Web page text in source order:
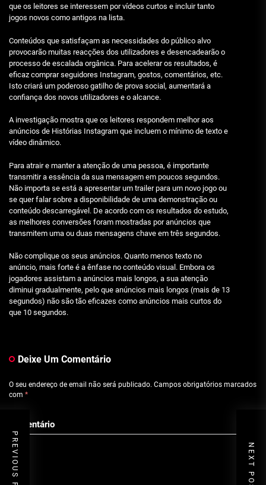
que os leitores se interessem por vídeos curtos e incluir tanto
jogos novos como antigos na lista.
Conteúdos que satisfaçam as necessidades do público alvo
provocarão muitas reacções dos utilizadores e desencadearão o
processo de escalada orgânica. Para acelerar os resultados, é
eficaz comprar seguidores Instagram, gostos, comentários, etc.
Isto criará um poderoso gatilho de prova social, aumentará a
confiança dos novos utilizadores e o alcance.
A investigação mostra que os leitores respondem melhor aos
anúncios de Histórias Instagram que incluem o mínimo de texto e
vídeo dinâmico.
Para atrair e manter a atenção de uma pessoa, é importante
transmitir a essência da sua mensagem em poucos segundos.
Não importa se está a apresentar um trailer para um novo jogo ou
se quer falar sobre a disponibilidade de uma demonstração ou
conteúdo descarregável. De acordo com os resultados do estudo,
as melhores conversões foram mostradas por anúncios que
transmitem uma ou duas mensagens chave em três segundos.
Não complique os seus anúncios. Quanto menos texto no
anúncio, mais forte é a ênfase no conteúdo visual. Embora os
jogadores assistam a anúncios mais longos, a sua atenção
diminui gradualmente, pelo que anúncios mais longos (mais de 13
segundos) não são tão eficazes como anúncios mais curtos do
que 10 segundos.
Deixe Um Comentário
O seu endereço de email não será publicado. Campos obrigatórios marcados
com *
Comentário
PREVIOUS POST NEXT POST